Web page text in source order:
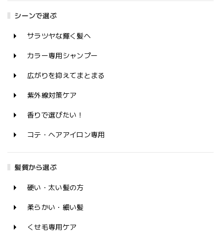
シーンで選ぶ
サラツヤな輝く髪へ
カラー専用シャンプー
広がりを抑えてまとまる
紫外線対策ケア
香りで選びたい！
コテ・ヘアアイロン専用
髪質から選ぶ
硬い・太い髪の方
柔らかい・細い髪
くせ毛専用ケア